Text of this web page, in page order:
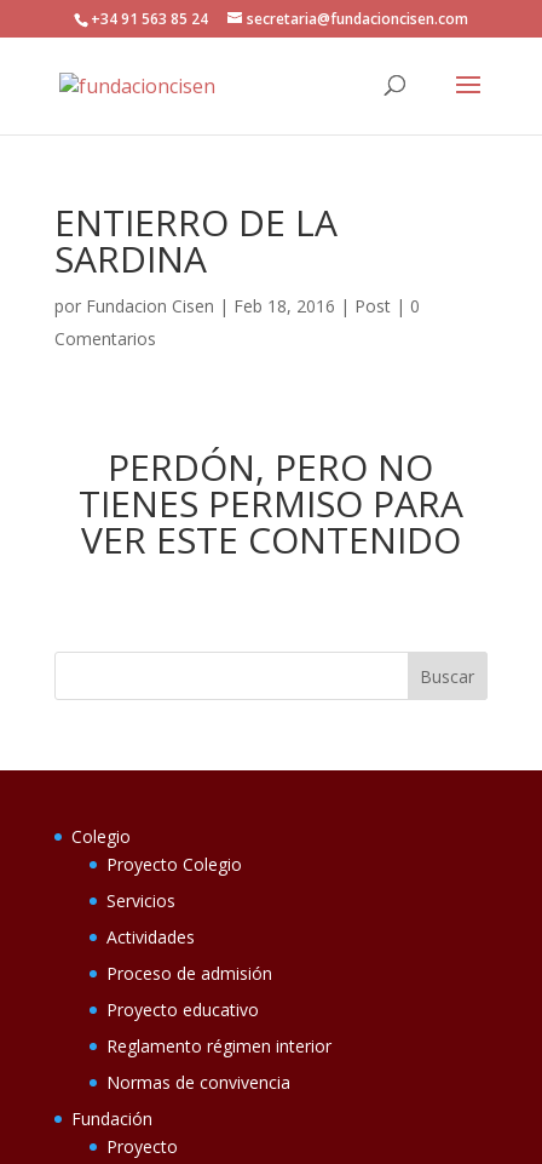
+34 91 563 85 24 secretaria@fundacioncisen.com
ENTIERRO DE LA
SARDINA
por Fundacion Cisen | Feb 18, 2016 | Post| 0
Comentarios
PERDÓN, PERO NO
TIENES PERMISO PARA
VER ESTE CONTENIDO
Colegio
Proyecto Colegio
Servicios
Actividades
Proceso de admisión
Proyecto educativo
Reglamento régimen interior
Normas de convivencia
Fundación
Proyecto